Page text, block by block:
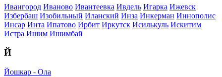
Ивангород Иваново Ивантеевка Ивдель Игарка Ижевск
Избербаш Изобильный Иланский Инза Инкерман Иннополис
Инсар Инта Ипатово Ирбит Иркутск Исилькуль Искитим
Истра Ишим Ишимбай
Й
Йошкар - Ола